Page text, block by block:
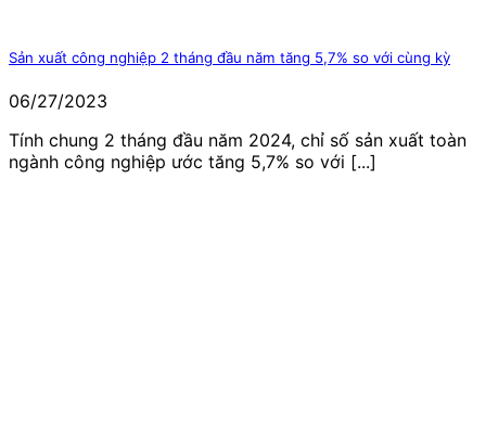
Sản xuất công nghiệp 2 tháng đầu năm tăng 5,7% so với cùng kỳ
06/27/2023
Tính chung 2 tháng đầu năm 2024, chỉ số sản xuất toàn
ngành công nghiệp ước tăng 5,7% so với [...]